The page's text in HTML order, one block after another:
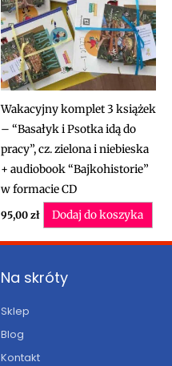
Wakacyjny komplet 3 książek
– “Basałyk i Psotka idą do
pracy”, cz. zielona i niebieska
+ audiobook “Bajkohistorie”
w formacie CD
95,00 zł Dodaj do koszyka
Na skróty
Sklep
Blog
Kontakt